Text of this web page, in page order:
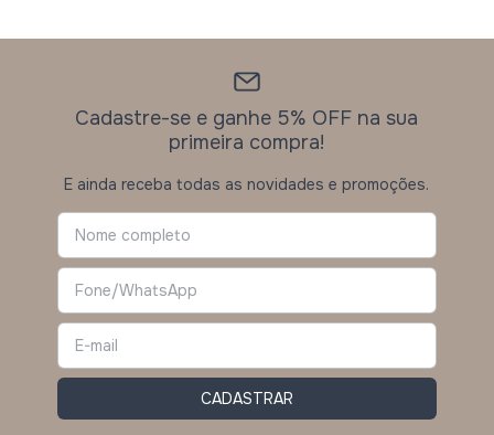
Cadastre-se e ganhe 5% OFF na sua
primeira compra!
E ainda receba todas as novidades e promoções.